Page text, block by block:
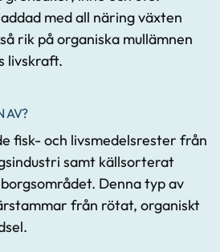
med all näring växten
rik på organiska mullämnen
livskraft.
AV?
fisk- och livsmedelsrester från
samt källsorterat
Denna typ av
från rötat, organiskt